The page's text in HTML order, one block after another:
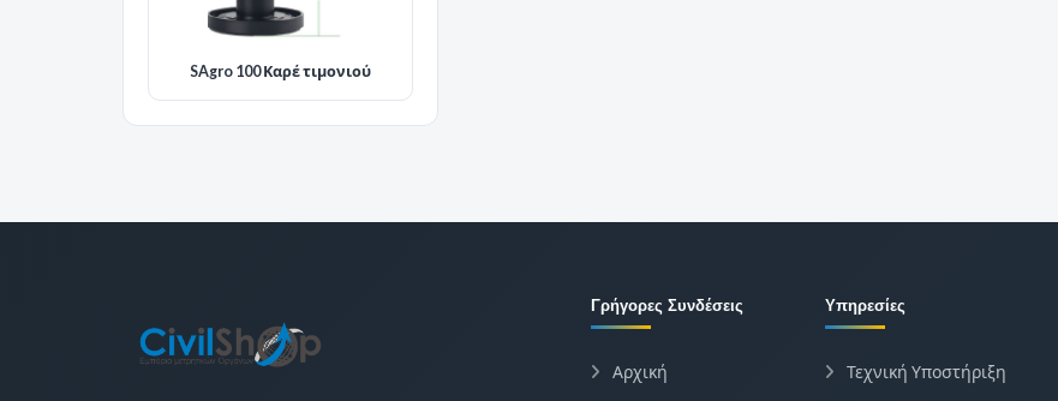
SAgro 100 Καρέ τιμονιού
Γρήγορες Συνδέσεις
Αρχική
Υπηρεσίες
Τεχνική Υποστήριξη